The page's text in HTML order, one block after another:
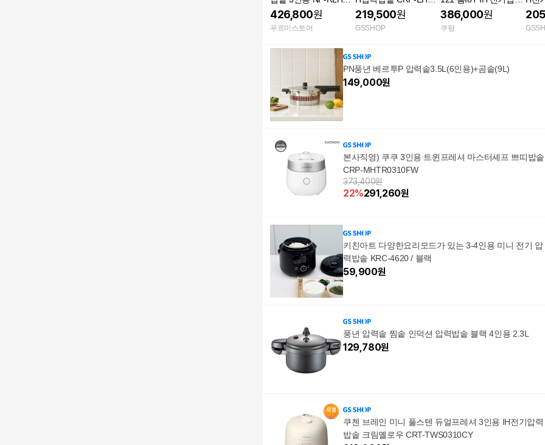
K 국내전용 220V
426,800원
푸르미스토어
310FW
219,500원
GSSHOP
미니밥솥 3인용 CRT-R
PE0370W 네이처화이
386,000원
쿠팡
PN풍년 베르투P 압력솥3.5L(6인용)+곰솥(9L)
149,000원
본사직영) 쿠쿠 3인용 트윈프레셔 마스터셰프 쁘띠밥솥
CRP-MHTR0310FW
373,400원
22%291,260원
키친아트 다양한요리모드가 있는 3-4인용 미니 전기 압
력밥솥 KRC-4620 / 블랙
59,900원
풍년 압력솥 찜솥 인덕션 압력밥솥 블랙 4인용 2.3L
129,780원
쿠첸 브레인 미니 풀스텐 듀얼프레셔 3인용 IH전기압력
밥솥 크림옐로우 CRT-TWS0310CY